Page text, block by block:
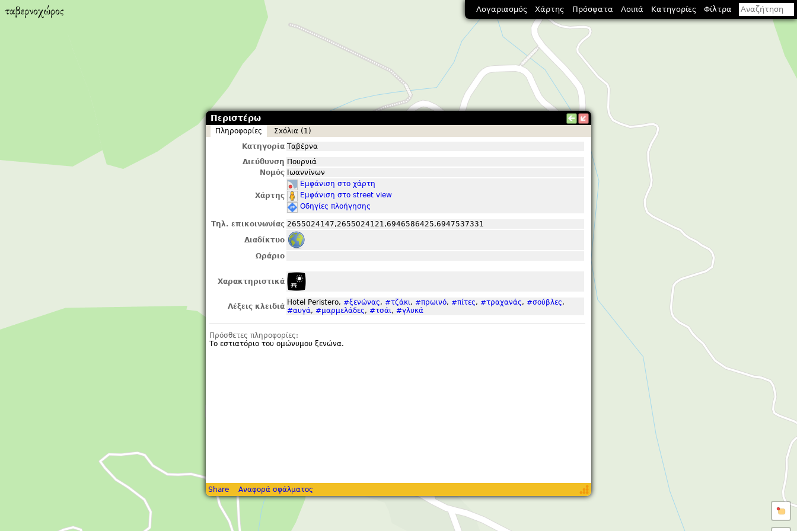
Περιστέρω
Πληροφορίες
Σxόλια (1)
Κατηγορία Ταβέρνα
Διεύθυνση Πουρνιά
Νομός Ιωαννίνων
Χάρτης
Εμφάνιση στο χάρτη
Εμφάνιση στο street view
Οδηγίες πλοήγησης
Τηλ. επικοινωνίας 2655024147,2655024121,6946586425,6947537331
Διαδίκτυο
Ωράριο
Χαρακτηριστικά
Λέξεις κλειδιά Hotel Peristero, #ξενώνας, #τζάκι, #πρωινό, #πίτες, #τραχανάς, #σούβλες,
#αυγά, #μαρμελάδες, #τσάι, #γλυκά
Πρόσθετες πληροφορίες:
Το εστιατόριο του ομώνυμου ξενώνα.
Share Αναφορά σφάλματος
Λογαριασμός Χάρτης Πρόσφατα Λοιπά Κατηγορίες Φίλτρα